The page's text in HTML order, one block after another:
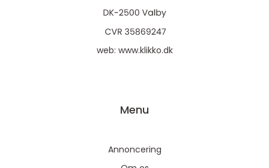
web: www.klikko.dk
Menu
Annoncering